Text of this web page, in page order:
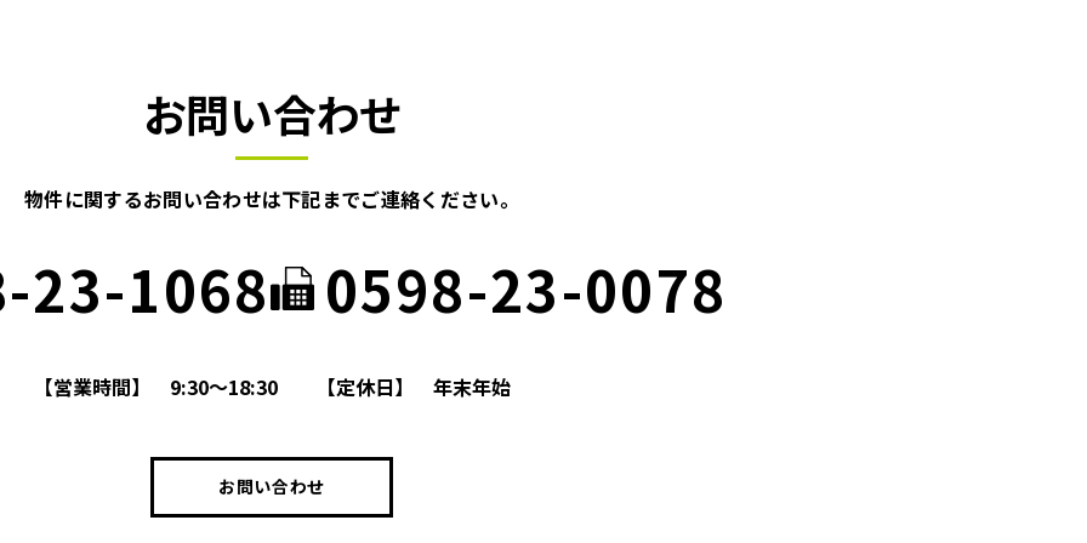
お問い合わせ
物件に関するお問い合わせは下記までご連絡ください。
23-1068 0598-23-0078
【営業時間】 9:30～18:30 【定休日】 年末年始
お問い合わせ